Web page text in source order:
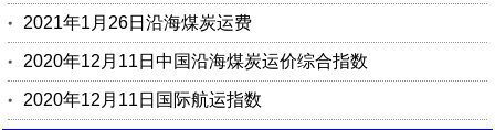
2021年1月26日沿海煤炭运费
2020年12月11日中国沿海煤炭运价综合指数
2020年12月11日国际航运指数